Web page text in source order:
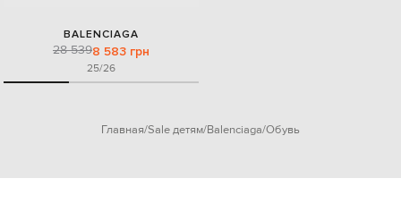
BALENCIAGA
28 5398 583 грн
25/26
Главная Sale детям Balenciaga Обувь